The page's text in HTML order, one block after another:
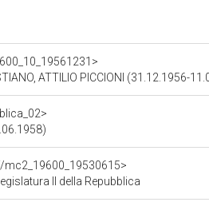
ATTILIO PICCIONI (31.12.1956-
II della Repubblica